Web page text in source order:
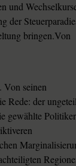
und
der
bringen.Von
Von seinen
Rede: der
gewählte